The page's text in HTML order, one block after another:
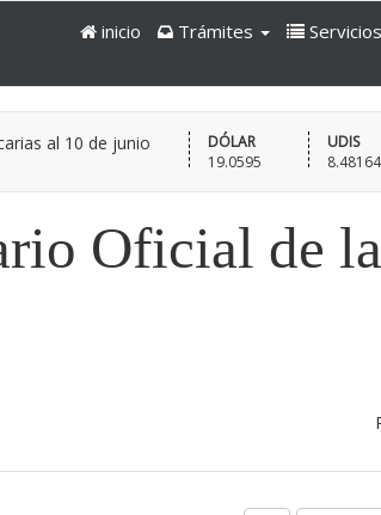
inicio Trámites Servicios
al 10 de junio
DÓLAR
19.0595
UDIS
Oficial de